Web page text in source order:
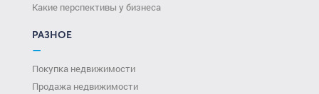
Какие перспективы у бизнеса
РАЗНОЕ
—
Покупка недвижимости
Продажа недвижимости